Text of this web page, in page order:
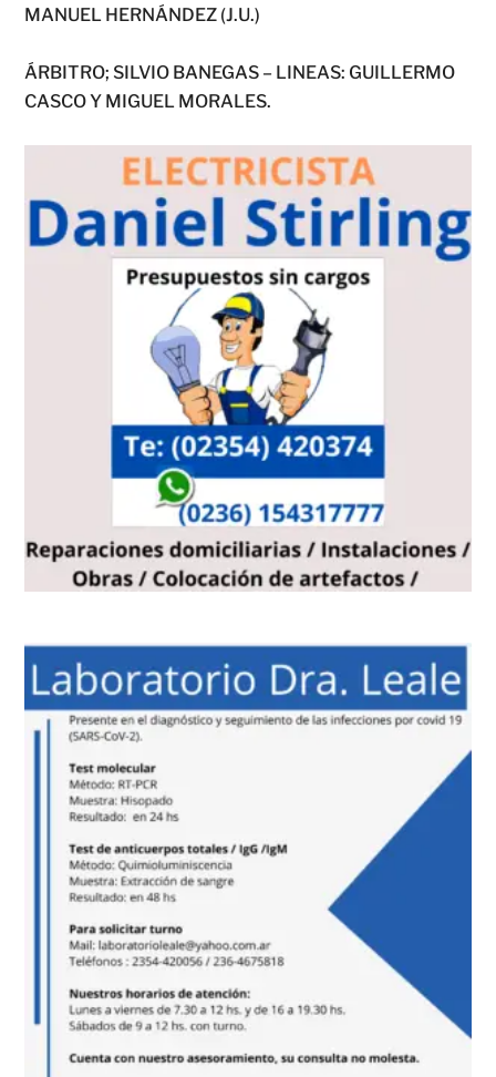
MANUEL HERNÁNDEZ (J.U.)
ÁRBITRO; SILVIO BANEGAS – LINEAS: GUILLERMO
CASCO Y MIGUEL MORALES.